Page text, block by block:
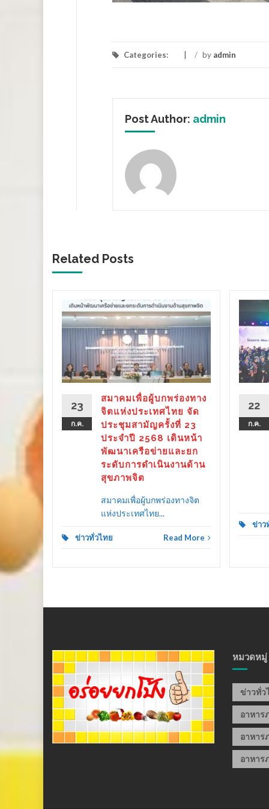
Categories: / by admin
Post Author: admin
Related Posts
23
ก.ค.
สมาคมเพื่อผู้บกพร่องทาง
จิตแห่งประเทศไทย จัด
ประชุมสามัญครั้งที่ 23
ประจำปี 2568 เดินหน้า
พัฒนาเครือข่ายและยก
ระดับการดำเนินงานด้าน
สุขภาพจิต
สมาคมเพื่อผู้บกพร่องทางจิต
แห่งประเทศไทย...
ข่าวทั่วไทย Read More
22
ก.ค.
ข่าว
หมวดหมู่
ข่าวทั่ว
อาหาร
อาหาร
อาหาร